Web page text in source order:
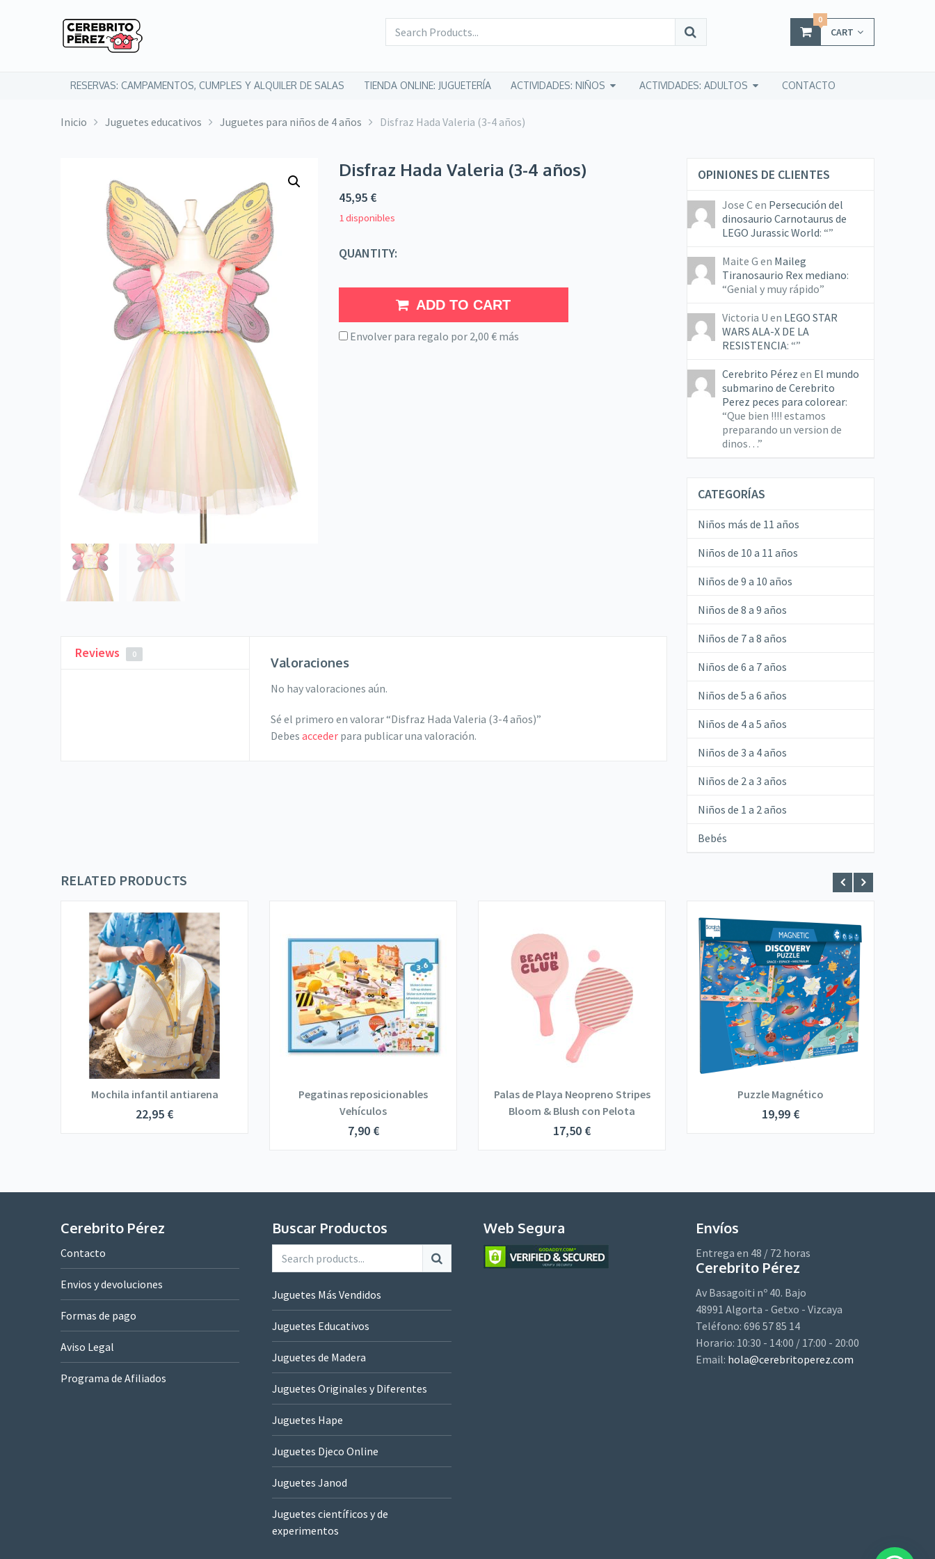
CART
0
RESERVAS: CAMPAMENTOS, CUMPLES Y ALQUILER DE SALAS TIENDA ONLINE: JUGUETERÍA ACTIVIDADES: NIÑOS ACTIVIDADES: ADULTOS CONTACTO
Inicio Juguetes educativos Juguetes para niños de 4 años Disfraz Hada Valeria (3-4 años)
Disfraz Hada Valeria (3-4 años)
45,95 €
1 disponibles
QUANTITY:
ADD TO CART
Envolver para regalo por 2,00 €más
Reviews 0
Valoraciones
No hay valoraciones aún.
Sé el primero en valorar “Disfraz Hada Valeria (3-4 años)”
Debesacceder para publicar una valoración.
OPINIONES DE CLIENTES
Jose Cen Persecución del
dinosaurio Carnotaurus de
LEGO Jurassic World: “”
Maite G en Maileg
Tiranosaurio Rex mediano:
“Genial y muy rápido”
Victoria U en LEGO STAR
WARS ALA-X DE LA
RESISTENCIA: “”
Cerebrito Pérez en El mundo
submarino de Cerebrito
Perez peces para colorear:
“Que bien !!!! estamos
preparando un version de
dinos…”
CATEGORÍAS
Niños más de 11 años
Niños de 10 a 11 años
Niños de 9 a 10 años
Niños de 8 a 9 años
Niños de 7 a 8 años
Niños de 6 a 7 años
Niños de 5 a 6 años
Niños de 4 a 5 años
Niños de 3 a 4 años
Niños de 2 a 3 años
Niños de 1 a 2 años
Bebés
RELATED PRODUCTS
Mochila infantil antiarena
22,95 €
Pegatinas reposicionables
Vehículos
7,90 €
Palas de Playa Neopreno Stripes
Bloom & Blush con Pelota
17,50 €
Puzzle Magnético
19,99 €
Cerebrito Pérez
Contacto
Envios y devoluciones
Formas de pago
Aviso Legal
Programa de Afiliados
Buscar Productos
Juguetes Más Vendidos
Juguetes Educativos
Juguetes de Madera
Juguetes Originales y Diferentes
Juguetes Hape
Juguetes Djeco Online
Juguetes Janod
Juguetes científicos y de
experimentos
Web Segura Envíos
Entrega en 48 / 72 horas
Cerebrito Pérez
Av Basagoiti nº 40. Bajo
48991 Algorta - Getxo - Vizcaya
Teléfono: 696 57 85 14
Horario: 10:30 - 14:00 / 17:00 - 20:00
Email: hola@cerebritoperez.com